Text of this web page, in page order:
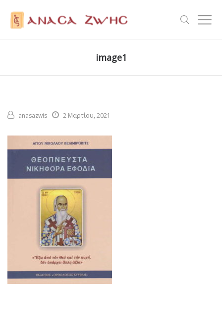
image1
anasazwis 2 Μαρτίου, 2021